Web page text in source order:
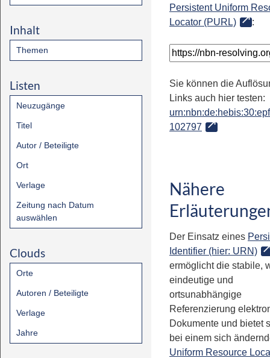
Inhalt
Themen
Listen
Neuzugänge
Titel
Autor / Beteiligte
Ort
Verlage
Zeitung nach Datum
auswählen
Clouds
Orte
Autoren / Beteiligte
Verlage
Jahre
Persistent Uniform
Locator (PURL)
:
Sie können die
Links auch hier testen:
102797
Nähere
Der Einsatz eines
Identifier (hier: URN)
ermöglicht die stabile,
eindeutige und
ortsunabhängige
Referenzierung
Dokumente und bietet
bei einem sich
Uniform Resource